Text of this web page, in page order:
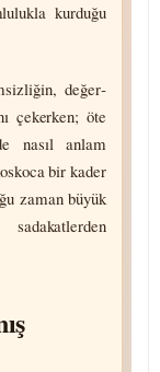
kurduğu
değer­
çekerken; öte
nasıl anlam
bir kader
zaman büyük